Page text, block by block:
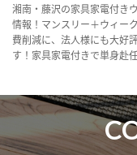
湘南・藤沢の家具家電付き
情報！マンスリー＋ウィー
費削減に、法人様にも大好
す！家具家電付きで単身赴